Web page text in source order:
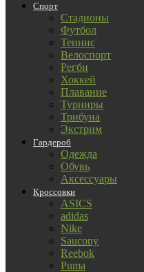
Спорт
Стадионы
Футбол
Теннис
Велоспорт
Регби
Хоккей
Плавание
Турниры
Трибуна
Экстрим
Гардероб
Одежда
Обувь
Аксессуары
Кроссовки
ASICS
adidas
Nike
Saucony
Reebok
Puma